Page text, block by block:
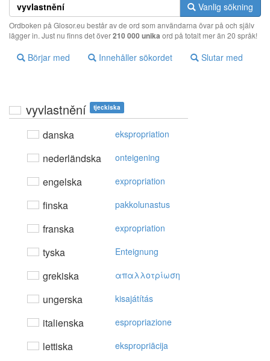
Vanlig sökning
Ordboken på Glosor.eu består av de ord som användarna övar på och själv
lägger in. Just nu finns det över210 000 unika ord på totalt mer än 20 språk!
Börjar med Innehåller sökordet Slutar med
vyvlastnění tjeckiska
danska ekspropriation
nederländska onteigening
engelska expropriation
finska pakkolunastus
franska expropriation
tyska Enteignung
grekiska απαλλoτρίωση
ungerska kisajátítás
italienska espropriazione
lettiska ekspropriācija